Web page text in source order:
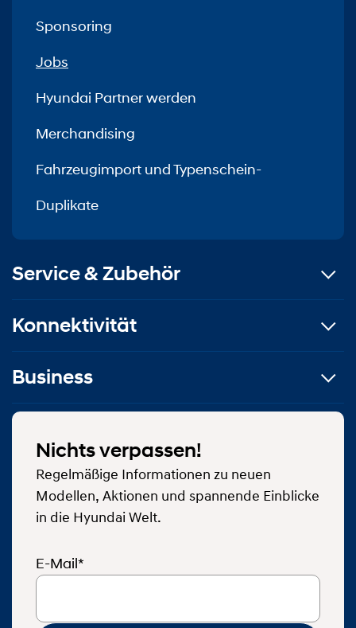
Sponsoring
Jobs
Hyundai Partner werden
Merchandising
Fahrzeugimport und Typenschein-
Duplikate
Service & Zubehör
Konnektivität
Business
Nichts verpassen!
Regelmäßige Informationen zu neuen
Modellen, Aktionen und spannende Einblicke
in die Hyundai Welt.
E-Mail*